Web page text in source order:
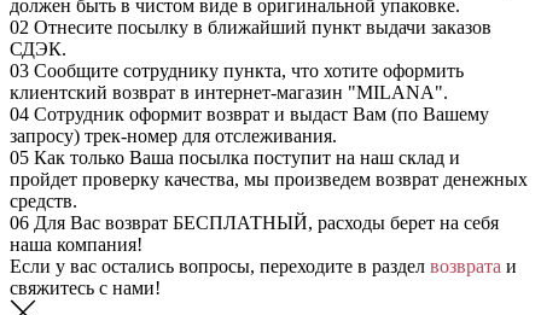
должен быть в чистом виде в оригинальной упаковке.
02 Отнесите посылку в ближайший пункт выдачи заказов
СДЭК.
03 Сообщите сотруднику пункта, что хотите оформить
клиентский возврат в интернет-магазин "MILANA".
04 Сотрудник оформит возврат и выдаст Вам (по Вашему
запросу) трек-номер для отслеживания.
05 Как только Ваша посылка поступит на наш склад и
пройдет проверку качества, мы произведем возврат денежных
средств.
06 Для Вас возврат БЕСПЛАТНЫЙ, расходы берет на себя
наша компания!
Если у вас остались вопросы, переходите в раздел возврата и
свяжитесь с нами!